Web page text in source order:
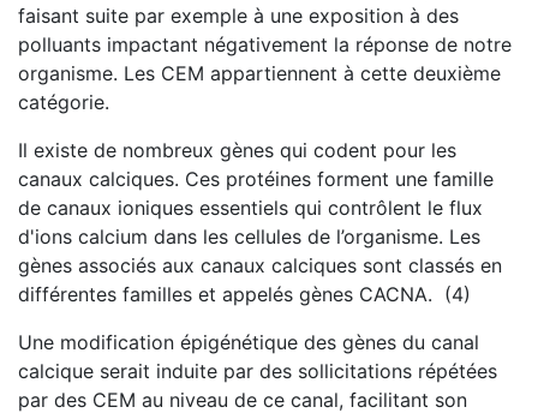
faisant suite par exemple à une exposition à des
polluants impactant négativement la réponse de notre
organisme. Les CEM appartiennent à cette deuxième
catégorie.
Il existe de nombreux gènes qui codent pour les
canaux calciques. Ces protéines forment une famille
de canaux ioniques essentiels qui contrôlent le flux
d'ions calcium dans les cellules de l’organisme. Les
gènes associés aux canaux calciques sont classés en
différentes familles et appelés gènes CACNA. (4)
Une modification épigénétique des gènes du canal
calcique serait induite par des sollicitations répétées
par des CEM au niveau de ce canal, facilitant son